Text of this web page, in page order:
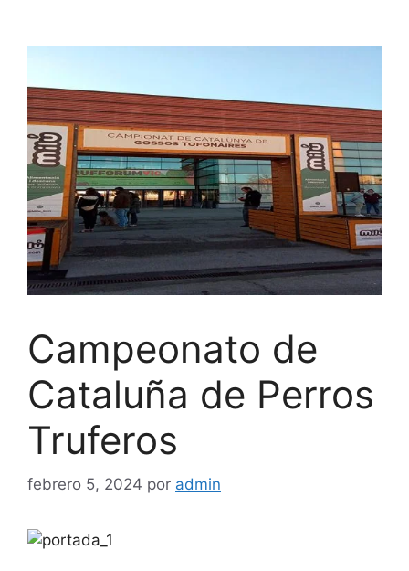
Campeonato de
Cataluña de Perros
Truferos
febrero 5, 2024 por admin